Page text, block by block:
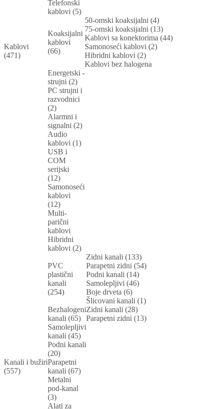
Kablovi
(471)
Telefonski
kablovi (5)
Koaksijalni
kablovi
(66)
50-omski koaksijalni (4)
75-omski koaksijalni (13)
Kablovi sa konektorima (44)
Samonoseći kablovi (2)
Hibridni kablovi (2)
Kablovi bez halogena
Energetski -
strujni (2)
PC strujni i
razvodnici
(2)
Alarmni i
signalni (2)
Audio
kablovi (1)
USB i
COM
serijski
(12)
Samonoseći
kablovi
(12)
Multi-
parični
kablovi
Hibridni
kablovi (2)
Kanali i bužiri
(557)
PVC
plastični
kanali
(254)
Zidni kanali (133)
Parapetni zidni (54)
Podni kanali (14)
Samolepljivi (46)
Boje drveta (6)
Šlicovani kanali (1)
Bezhalogeni
kanali (65)
Zidni kanali (28)
Parapetni zidni (13)
Samolepljivi
kanali (45)
Podni kanali
(20)
Parapetni
kanali (67)
Metalni
pod-kanal
(3)
Alati za